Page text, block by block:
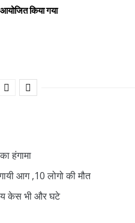
आयोजित किया गया
हंगामा
आग ,10 लोगो की मौत
केस भी और घटे